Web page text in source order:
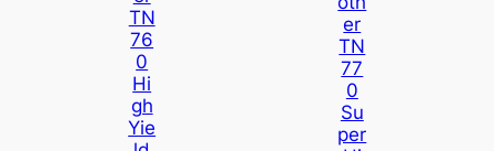
TN
76
0
Hi
Gh
Yie
Er
TN
77
0
Su
Per